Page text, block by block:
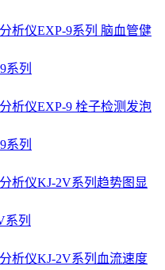
系列
系列
系列